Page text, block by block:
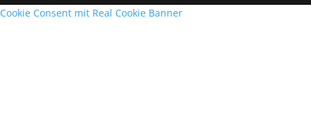
Cookie Consent mit Real Cookie Banner